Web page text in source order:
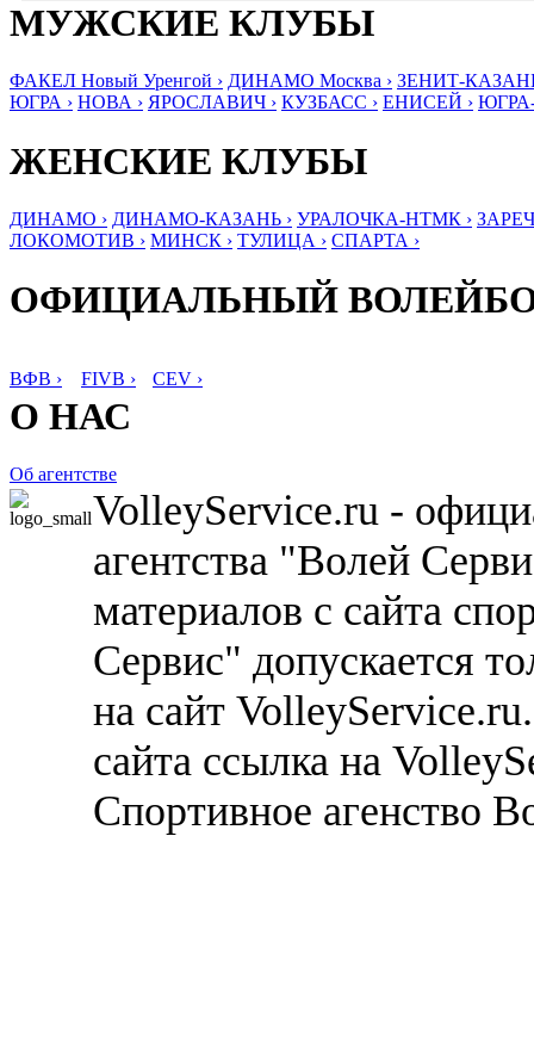
МУЖСКИЕ КЛУБЫ
ФАКЕЛ Новый Уренгой › ДИНАМО Москва › ЗЕНИТ-
ЮГРА › НОВА › ЯРОСЛАВИЧ › КУЗБАСС › ЕНИСЕЙ ›
ЖЕНСКИЕ КЛУБЫ
ДИНАМО › ДИНАМО-КАЗАНЬ › УРАЛОЧКА-НТМК ›
ЛОКОМОТИВ › МИНСК › ТУЛИЦА › СПАРТА ›
ОФИЦИАЛЬНЫЙ
ВФВ › FIVB › CEV ›
О НАС
Об агентстве
VolleyService.ru -
агентства "Волей
материалов с сайта
Сервис" допускается
на сайт
сайта ссылка на
Спортивное агенство